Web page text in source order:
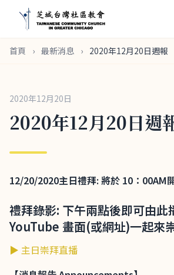
首頁 › 最新消息 › 2020年12月20日週報
2020年12月20日
2020年12月20日週
12/20/2020主日禮拜: 將於 10：00AM
禮拜錄影: 下午兩點後即可由此
YouTube 畫面(或網址)一起來
▶ 主日崇拜直播